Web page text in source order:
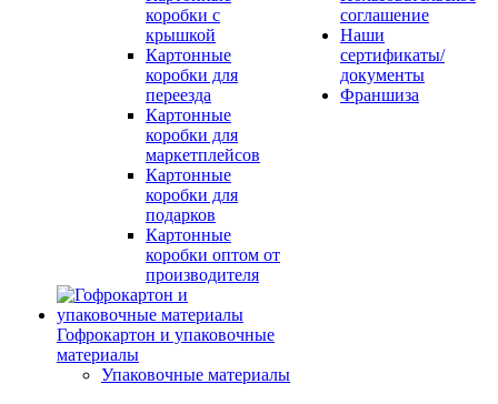
коробки с
крышкой
Картонные
коробки для
переезда
Картонные
коробки для
маркетплейсов
Картонные
коробки для
подарков
Картонные
коробки оптом от
производителя
Гофрокартон и упаковочные
материалы
Упаковочные материалы
соглашение
Наши
сертификаты/
документы
Франшиза